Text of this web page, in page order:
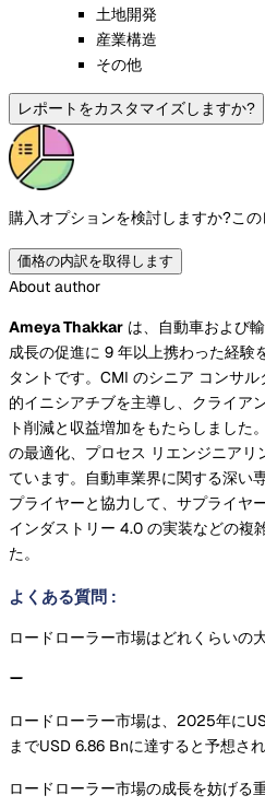
土地開発
産業構造
その他
レポートをカスタマイズしますか?
購入オプションを検討しますか?こ
価格の内訳を取得します
About author
Ameya Thakkar は、自動車および
成長の促進に 9 年以上携わった経験
タントです。CMI のシニア コンサ
的イニシアチブを主導し、クライア
ト削減と収益増加をもたらしました
の最適化、プロセス リエンジニアリ
ています。自動車業界に関する深い
プライヤーと協力して、サプライヤ
インダストリー 4.0 の実装などの複
た。
よくある質問 :
ロードローラー市場はどれくらいの
ロードローラー市場は、2025年に
までUSD 6.86 Bnに達すると予想され
ロードローラー市場の成長を妨げる